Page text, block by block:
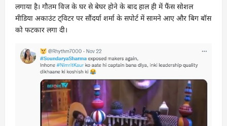
लगाया है। गौतम विज के घर से बेघर होने के बाद हाल ही में फैंस सोशल
मीडिया अकाउंट ट्विटर पर सौंदर्या शर्मा के सपोर्ट में सामने आए और बिग बॉस
को फटकार लगा दी।